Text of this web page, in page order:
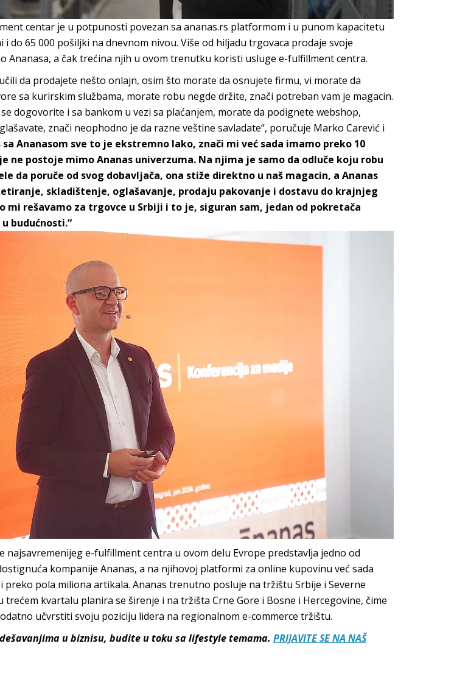
centar je u potpunosti povezan sa ananas.rs platformom i u punom kapacitetu
i do 65 000 pošiljki na dnevnom nivou. Više od hiljadu trgovaca prodaje svoje
Ananasa, a čak trećina njih u ovom trenutku koristi usluge e-fulfillment centra.
da prodajete nešto onlajn, osim što morate da osnujete firmu, vi morate da
sa kurirskim službama, morate robu negde držite, znači potreban vam je magacin.
dogovorite i sa bankom u vezi sa plaćanjem, morate da podignete webshop,
znači neophodno je da razne veštine savladate“, poručuje Marko Carević i
sa Ananasom sve to je ekstremno lako, znači mi već sada imamo preko 10
ne postoje mimo Ananas univerzuma. Na njima je samo da odluče koju robu
da poruče od svog dobavljača, ona stiže direktno u naš magacin, a Ananas
skladištenje, oglašavanje, prodaju pakovanje i dostavu do krajnjeg
mi rešavamo za trgovce u Srbiji i to je, siguran sam, jedan od pokretača
budućnosti.“
najsavremenijeg e-fulfillment centra u ovom delu Evrope predstavlja jedno od
kompanije Ananas, a na njihovoj platformi za online kupovinu već sada
preko pola miliona artikala. Ananas trenutno posluje na tržištu Srbije i Severne
trećem kvartalu planira se širenje i na tržišta Crne Gore i Bosne i Hercegovine, čime
učvrstiti svoju poziciju lidera na regionalnom e-commerce tržištu.
u biznisu, budite u toku sa lifestyle temama. PRIJAVITE SE NA NAŠ